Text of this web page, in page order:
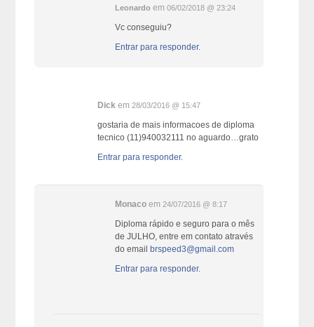
Leonardo em06/02/2018 @ 23:24
Vc conseguiu?
Entrar para responder.
Dick em28/03/2016 @ 15:47
gostaria de mais informacoes de diploma
tecnico (11)940032111 no aguardo…grato
Entrar para responder.
Monaco em 24/07/2016 @ 8:17
Diploma rápido e seguro para o mês
de JULHO, entre em contato através
do emailbrspeed3@gmail.com
Entrar para responder.